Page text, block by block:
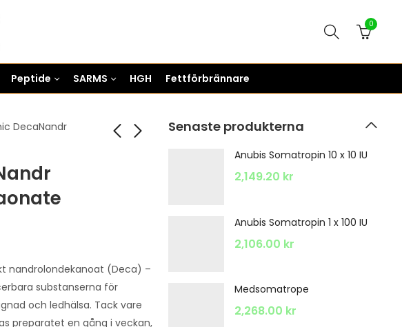
0
Peptide SARMS HGH Fettförbrännare
DecaNandr
nandrolondekanoat (Deca) –
substanserna för
och ledhälsa. Tack vare
preparatet en gång i veckan,
Senaste produkterna
Anubis Somatropin 10 x 10 IU
2,149.20 kr
Anubis Somatropin 1 x 100 IU
2,106.00 kr
Medsomatrope
2,268.00 kr